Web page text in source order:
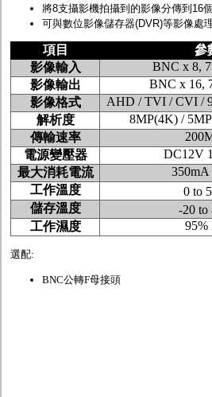
將8支攝影機拍攝到的影像分傳到16
可與數位影像儲存器(DVR)等影像處
項目
參
影像輸入
BNC x 8,
影像輸出
BNC x 16,
影像格式
AHD / TVI / CVI /
解析度
8MP(4K) /
傳輸速率
電源變壓器
DC12V
最大消耗電流
350mA
工作溫度
0 to
儲存溫度
-20
工作濕度
95%
選配:
BNC公轉F母接頭